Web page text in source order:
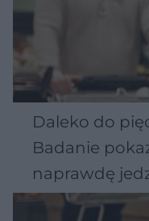
Daleko do
Badanie
naprawdę